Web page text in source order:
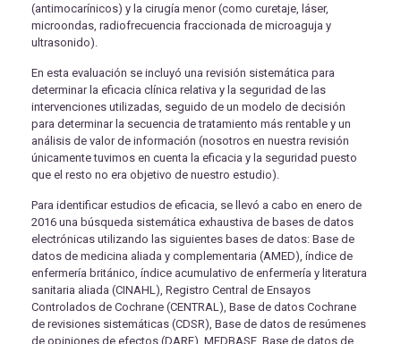
(antimocarínicos) y la cirugía menor (como curetaje, láser,
microondas, radiofrecuencia fraccionada de microaguja y
ultrasonido).
En esta evaluación se incluyó una revisión sistemática para
determinar la eficacia clínica relativa y la seguridad de las
intervenciones utilizadas, seguido de un modelo de decisión
para determinar la secuencia de tratamiento más rentable y un
análisis de valor de información (nosotros en nuestra revisión
únicamente tuvimos en cuenta la eficacia y la seguridad puesto
que el resto no era objetivo de nuestro estudio).
Para identificar estudios de eficacia, se llevó a cabo en enero de
2016 una búsqueda sistemática exhaustiva de bases de datos
electrónicas utilizando las siguientes bases de datos: Base de
datos de medicina aliada y complementaria (AMED), índice de
enfermería británico, índice acumulativo de enfermería y literatura
sanitaria aliada (CINAHL), Registro Central de Ensayos
Controlados de Cochrane (CENTRAL), Base de datos Cochrane
de revisiones sistemáticas (CDSR), Base de datos de resúmenes
de opiniones de efectos (DARE), MEDBASE, Base de datos de